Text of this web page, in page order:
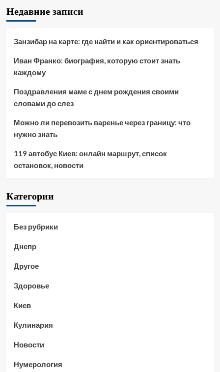
Недавние записи
Занзибар на карте: где найти и как ориентироваться
Иван Франко: биография, которую стоит знать
каждому
Поздравления маме с днем рождения своими
словами до слез
Можно ли перевозить варенье через границу: что
нужно знать
119 автобус Киев: онлайн маршрут, список
остановок, новости
Категории
Без рубрики
Днепр
Другое
Здоровье
Киев
Кулинария
Новости
Нумерология